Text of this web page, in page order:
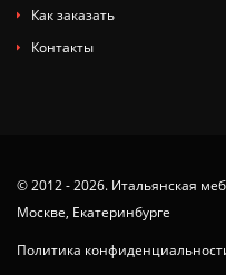
Как заказать
Контакты
© 2012 - 2026. Итальянская
Москве, Екатеринбурге
Политика